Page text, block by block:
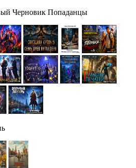
Черновик Попаданцы